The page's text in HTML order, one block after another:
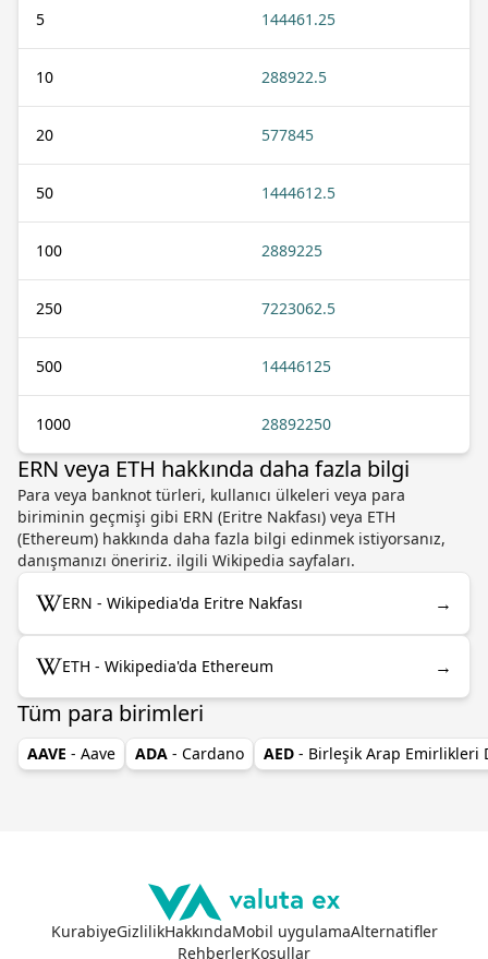
5 144461.25
10 288922.5
20 577845
50 1444612.5
100 2889225
250 7223062.5
500 14446125
1000 28892250
ERN veya ETH hakkında daha fazla bilgi
Para veya banknot türleri, kullanıcı ülkeleri veya para
biriminin geçmişi gibi ERN (Eritre Nakfası) veya ETH
(Ethereum) hakkında daha fazla bilgi edinmek istiyorsanız,
danışmanızı öneririz. ilgili Wikipedia sayfaları.
ERN - Wikipedia'da Eritre Nakfası →
ETH - Wikipedia'da Ethereum →
Tüm para birimleri
AAVE - Aave ADA - Cardano AED - Birleşik Arap Emirlikleri
KurabiyeGizlilikHakkındaMobil uygulamaAlternatifler
RehberlerKoşullar